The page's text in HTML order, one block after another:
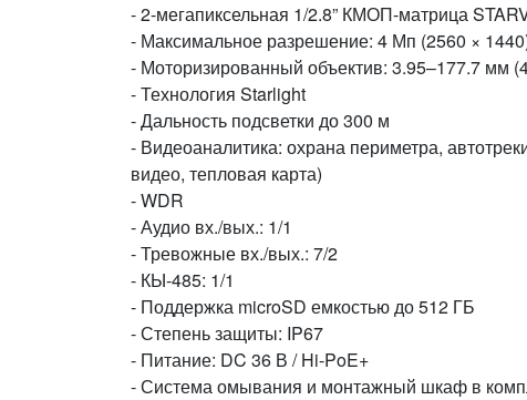
- 2-мегапиксельная 1/2.8” КМОП-матрица
- Максимальное разрешение: 4 Мп (2560 ×
- Моторизированный объектив: 3.95–177.7 мм
- Технология Starlight
- Дальность подсветки до 300 м
- Видеоаналитика: охрана периметра,
видео, тепловая карта)
- WDR
- Аудио вх./вых.: 1/1
- Тревожные вх./вых.: 7/2
- КЫ-485: 1/1
- Поддержка microSD емкостью до 512 ГБ
- Степень защиты: IP67
- Питание: DC 36 В / Hi-PoE+
- Система омывания и монтажный шкаф в